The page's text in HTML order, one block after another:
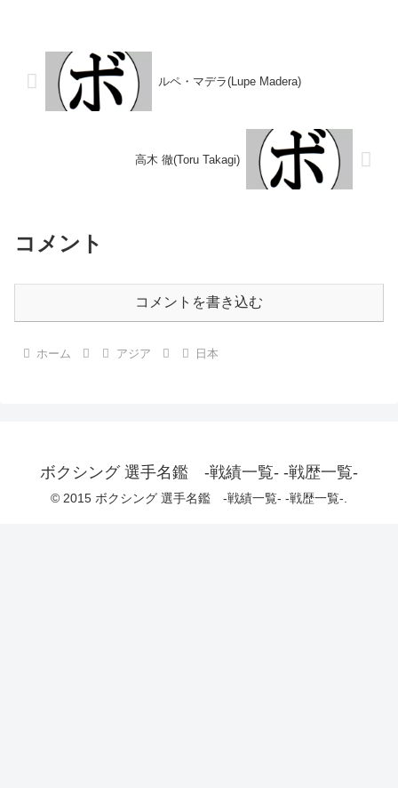
ルペ・マデラ(Lupe Madera)
高木 徹(Toru Takagi)
コメント
コメントを書き込む
ホーム アジア 日本
ボクシング 選手名鑑 -戦績一覧- -戦歴一覧-
© 2015 ボクシング 選手名鑑 -戦績一覧- -戦歴一覧-.